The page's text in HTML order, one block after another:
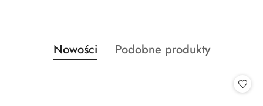
Pomiń karuzelę produktów
Produkty
o
Nowości
Produkty
Podobne produkty